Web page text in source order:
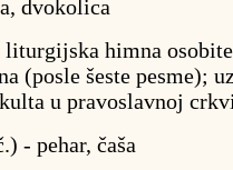
dvokolica
himna
(posle šeste pesme);
u pravoslavnoj
- pehar, čaša